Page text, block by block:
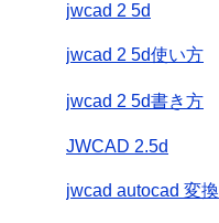
jwcad 2 5d
jwcad 2 5d使い方
jwcad 2 5d書き方
JWCAD 2.5d
jwcad autocad 変換